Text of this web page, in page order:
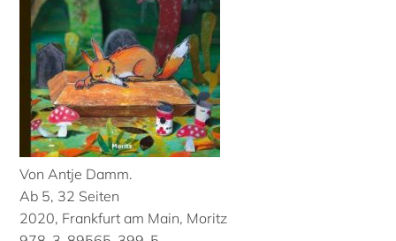
Von Antje Damm.
Ab 5, 32 Seiten
2020, Frankfurt am Main, Moritz